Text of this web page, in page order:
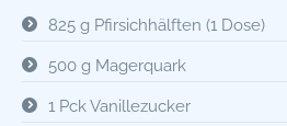
825 g Pfirsichhälften (1 Dose)
500 g Magerquark
1 Pck Vanillezucker